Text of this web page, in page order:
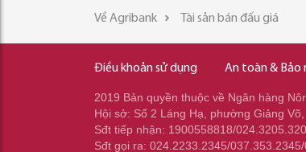
Về Agribank Tài sản bán đấu giá
Điều khoản sử dụng An toàn & Bảo
2019 Bản quyền thuộc về Ngân hàng
Hội sở: Số 2 Láng Hạ, phường Giảng
Sđt tiếp nhận: 1900558818/
Sđt gọi ra: 024.2233.2345/